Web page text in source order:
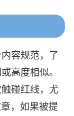
容规范，了
高度相似。
碰红线，尤
，如果被提